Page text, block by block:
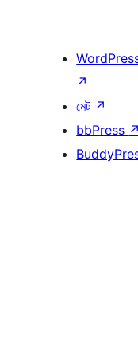
↗
মেট ↗
bbPress ↗